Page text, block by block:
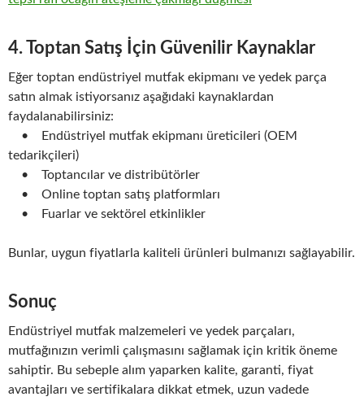
4. Toptan Satış İçin Güvenilir Kaynaklar
Eğer toptan endüstriyel mutfak ekipmanı ve yedek parça
satın almak istiyorsanız aşağıdaki kaynaklardan
faydalanabilirsiniz:
• Endüstriyel mutfak ekipmanı üreticileri (OEM
tedarikçileri)
• Toptancılar ve distribütörler
• Online toptan satış platformları
• Fuarlar ve sektörel etkinlikler
Bunlar, uygun fiyatlarla kaliteli ürünleri bulmanızı sağlayabilir.
Sonuç
Endüstriyel mutfak malzemeleri ve yedek parçaları,
mutfağınızın verimli çalışmasını sağlamak için kritik öneme
sahiptir. Bu sebeple alım yaparken kalite, garanti, fiyat
avantajları ve sertifikalara dikkat etmek, uzun vadede